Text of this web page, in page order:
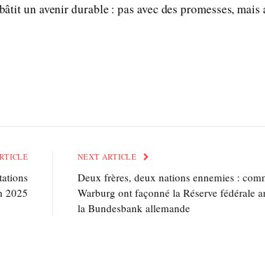
un avenir durable : pas avec des promesses, mais
2025
NEXT ARTICLE
Deux frères, deux nations ennemies :
Warburg ont façonné la Réserve fédérale
la Bundesbank allemande